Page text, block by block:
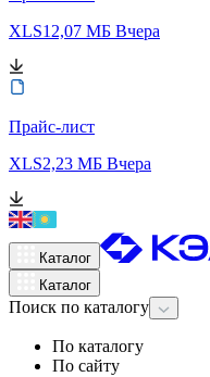
XLS12,07 МБ Вчера
Прайс-лист
XLS2,23 МБ Вчера
Каталог
Каталог
Поиск по каталогу
По каталогу
По сайту